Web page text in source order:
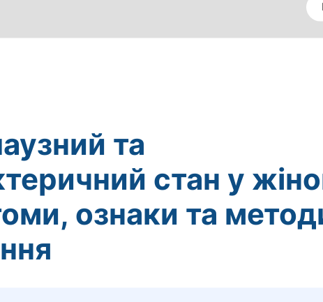
та
стан у
ознаки та